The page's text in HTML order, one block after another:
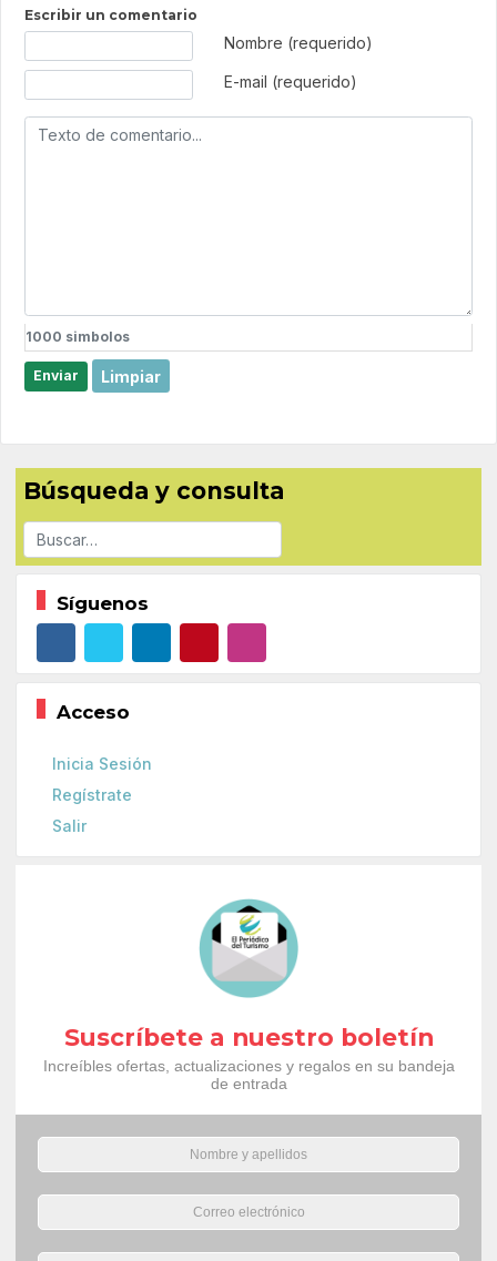
Escribir un comentario
Nombre (requerido)
E-mail (requerido)
1000 simbolos
Enviar Limpiar
Búsqueda y consulta
Buscar
Síguenos
Acceso
Inicia Sesión
Regístrate
Salir
Suscríbete a nuestro boletín
Increíbles ofertas, actualizaciones y regalos en su bandeja
de entrada